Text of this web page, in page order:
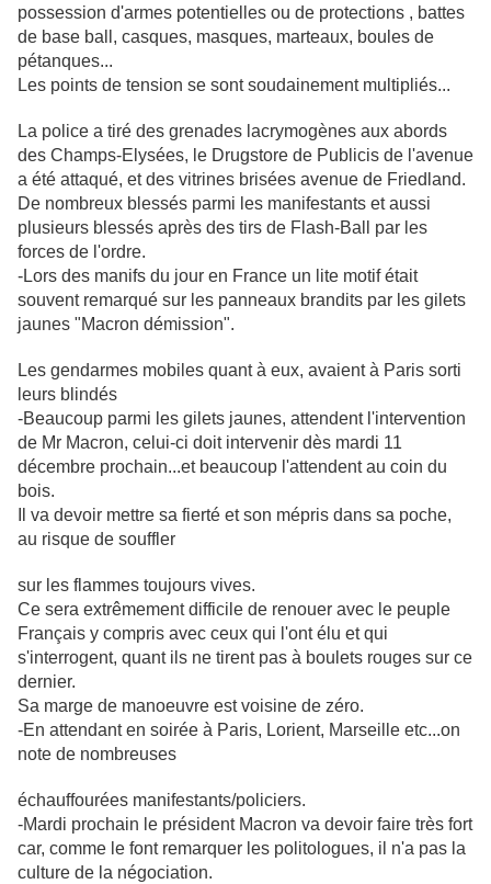
possession d'armes potentielles ou de protections , battes
de base ball, casques, masques, marteaux, boules de
pétanques...
Les points de tension se sont soudainement multipliés...
La police a tiré des grenades lacrymogènes aux abords
des Champs-Elysées, le Drugstore de Publicis de l'avenue
a été attaqué, et des vitrines brisées avenue de Friedland.
De nombreux blessés parmi les manifestants et aussi
plusieurs blessés après des tirs de Flash-Ball par les
forces de l'ordre.
-Lors des manifs du jour en France un lite motif était
souvent remarqué sur les panneaux brandits par les gilets
jaunes "Macron démission".
Les gendarmes mobiles quant à eux, avaient à Paris sorti
leurs blindés
-Beaucoup parmi les gilets jaunes, attendent l'intervention
de Mr Macron, celui-ci doit intervenir dès mardi 11
décembre prochain...et beaucoup l'attendent au coin du
bois.
Il va devoir mettre sa fierté et son mépris dans sa poche,
au risque de souffler
sur les flammes toujours vives.
Ce sera extrêmement difficile de renouer avec le peuple
Français y compris avec ceux qui l'ont élu et qui
s'interrogent, quant ils ne tirent pas à boulets rouges sur ce
dernier.
Sa marge de manoeuvre est voisine de zéro.
-En attendant en soirée à Paris, Lorient, Marseille etc...on
note de nombreuses
échauffourées manifestants/policiers.
-Mardi prochain le président Macron va devoir faire très fort
car, comme le font remarquer les politologues, il n'a pas la
culture de la négociation.